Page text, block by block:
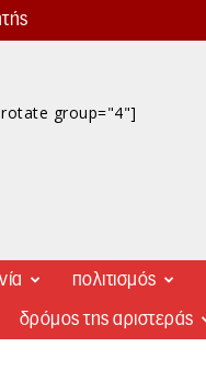
group="4"]
πολιτισμός
δρόμος της αριστεράς